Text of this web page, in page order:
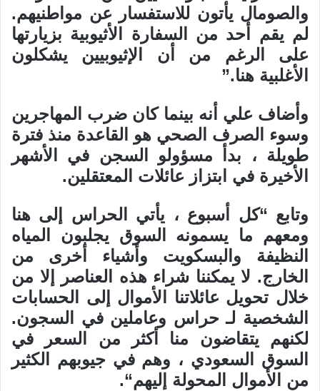
والصومال يأتون للاستفسار عن مواطنيهم.
لم يقم أحد من السفارة الأثيوبية بزيارتها
على الرغم من أن الإثيوبيين يشكلون
الأغلبية هنا.”
وأضاف علي أنه بينما كان ضرب المهاجرين
وسوء الصرف الصحي هو القاعدة منذ فترة
طويلة ، بدأ مسؤولو السجن في الأشهر
الأخيرة في ابتزاز عائلات المعتقلين.
وتابع “كل أسبوع ، يأتي الحراس إلى هنا
ومعهم ما يسمونه السوق يجلبون المياه
النظيفة والبسكويت وأشياء أخرى من
الخارج. لا يمكننا شراء هذه العناصر إلا من
خلال تحويل عائلاتنا الأموال إلى الحسابات
الشخصية لـ حراس وعاملين في السجون.
لكنهم يتقاضون منا أكثر من السعر في
السوق السعودي ، وهم في جيوبهم الكثير
من الأموال المحولة إليهم“.